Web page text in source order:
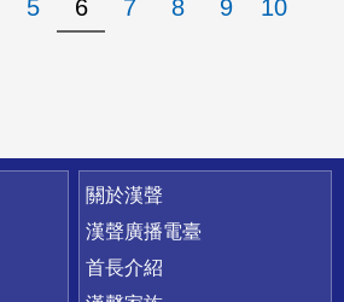
5 6 7 8 9 10
關於漢聲
漢聲廣播電臺
首長介紹